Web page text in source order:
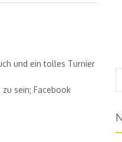
und ein tolles Turnier
sein; Facebook